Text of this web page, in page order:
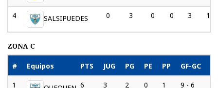
4 SALSIPUEDES 0 3 0 0 3 1 -
ZONA C
# Equipos PTS JUG PG PE PP GF-GC
1 6 3 2 0 1 9 - 6